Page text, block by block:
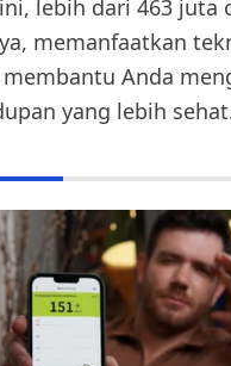
lebih dari 463
memanfaatkan
Anda
yang lebih